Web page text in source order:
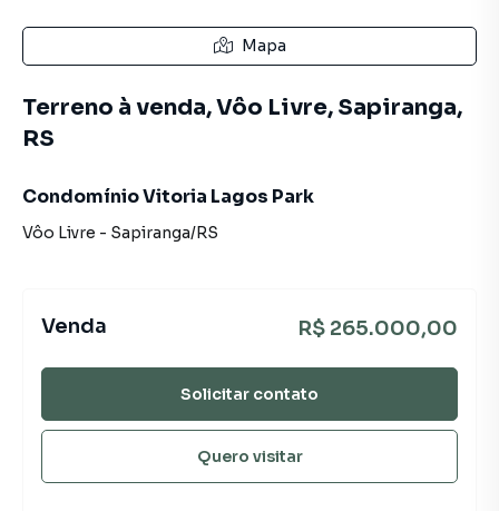
Mapa
Terreno à venda, Vôo Livre, Sapiranga,
RS
Condomínio Vitoria Lagos Park
Vôo Livre - Sapiranga/RS
Venda R$ 265.000,00
Solicitar contato
Quero visitar